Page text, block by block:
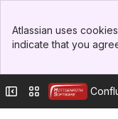
Top Bar
Sidebar
Atlassian uses
indicate that you
Collapse sidebar
Switch sites or
Dokumentation